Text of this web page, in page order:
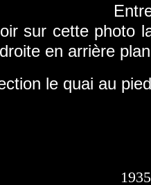
Entre 1920-
sur cette photo
en arrière
le quai au
1935